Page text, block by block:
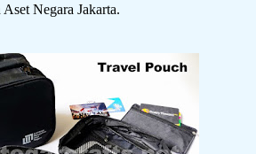
Negara Jakarta.